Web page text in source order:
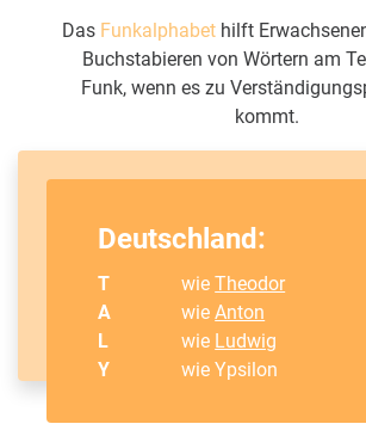
Das Funkalphabet hilft
Buchstabieren von Wörtern am
Funk, wenn es zu
kommt.
Deutschland:
T wieTheodor
A
wieAnton
L
wie Ludwig
Y
wie Ypsilon